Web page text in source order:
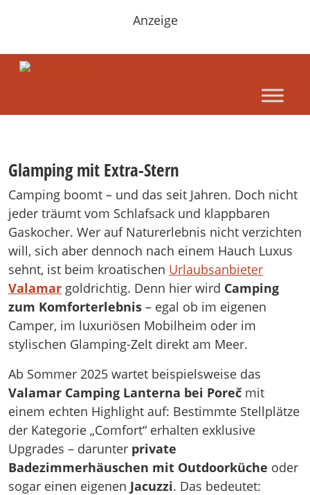
Anzeige
Glamping mit Extra-Stern
Camping boomt – und das seit Jahren. Doch nicht
jeder träumt vom Schlafsack und klappbaren
Gaskocher. Wer auf Naturerlebnis nicht verzichten
will, sich aber dennoch nach einem Hauch Luxus
sehnt, ist beim kroatischen Urlaubsanbieter
Valamar goldrichtig. Denn hier wird Camping
zum Komforterlebnis – egal ob im eigenen
Camper, im luxuriösen Mobilheim oder im
stylischen Glamping-Zelt direkt am Meer.
Ab Sommer 2025 wartet beispielsweise das
Valamar Camping Lanterna bei Poreč mit
einem echten Highlight auf: Bestimmte Stellplätze
der Kategorie „Comfort“ erhalten exklusive
Upgrades – darunter private
Badezimmerhäuschen mit Outdoorküche oder
sogar einen eigenen Jacuzzi. Das bedeutet: